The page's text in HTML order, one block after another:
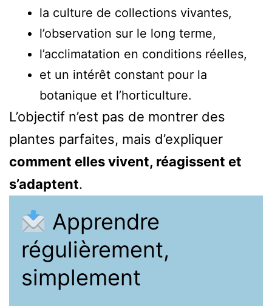
la culture de collections vivantes,
l’observation sur le long terme,
l’acclimatation en conditions réelles,
et un intérêt constant pour la
botanique et l’horticulture.
L’objectif n’est pas de montrer des
plantes parfaites, mais d’expliquer
comment elles vivent, réagissent et
s’adaptent.
Apprendre
régulièrement,
simplement